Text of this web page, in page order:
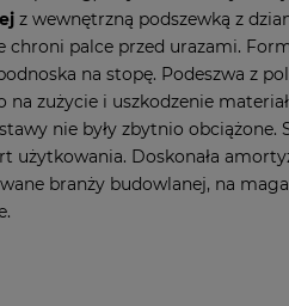
z wewnętrzną podszewką z
chroni palce przed urazami.
na stopę. Podeszwa z
zużycie i uszkodzenie
nie były zbytnio
Doskonała
branży budowlanej, na